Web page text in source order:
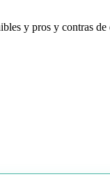
y pros y contras de